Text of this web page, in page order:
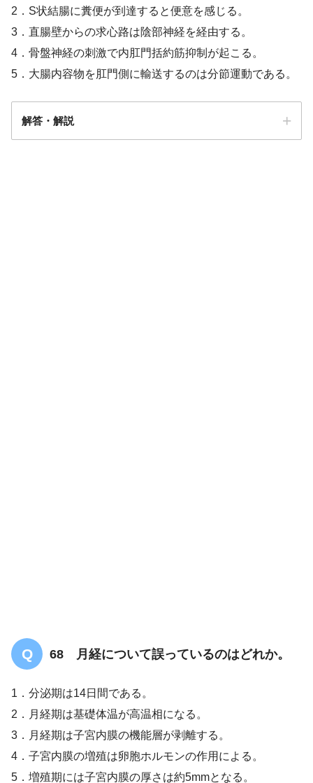
2．S状結腸に糞便が到達すると便意を感じる。
3．直腸壁からの求心路は陰部神経を経由する。
4．骨盤神経の刺激で内肛門括約筋抑制が起こる。
5．大腸内容物を肛門側に輸送するのは分節運動である。
解答・解説
68 月経について誤っているのはどれか。
1．分泌期は14日間である。
2．月経期は基礎体温が高温相になる。
3．月経期は子宮内膜の機能層が剥離する。
4．子宮内膜の増殖は卵胞ホルモンの作用による。
5．増殖期には子宮内膜の厚さは約5mmとなる。